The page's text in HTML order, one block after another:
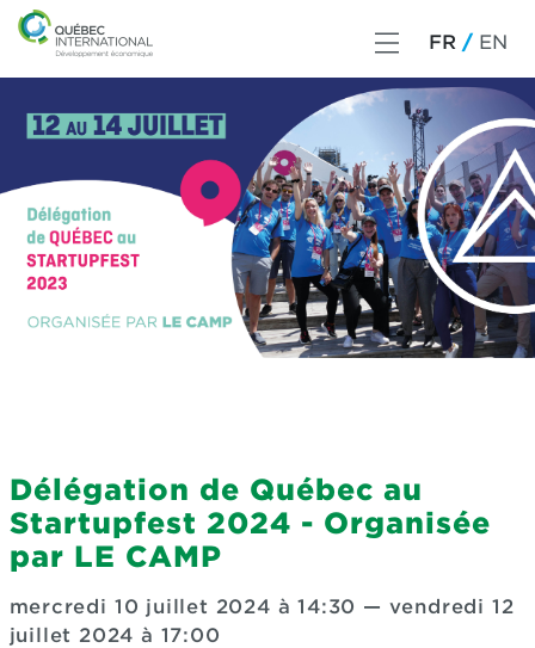
FR EN
Délégation de Québec au
Startupfest 2024 - Organisée
par LE CAMP
mercredi 10 juillet 2024 à 14:30 — vendredi 12
juillet 2024 à 17:00